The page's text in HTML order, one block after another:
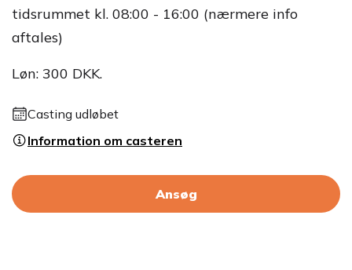
tidsrummet kl. 08:00 - 16:00 (nærmere info
aftales)
Løn: 300 DKK.
Casting udløbet
Information om casteren
Ansøg